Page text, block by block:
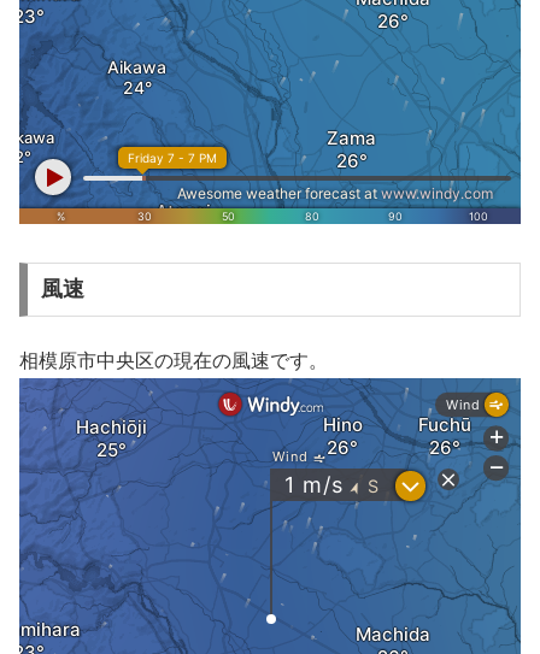
風速
相模原市中央区の現在の風速です。